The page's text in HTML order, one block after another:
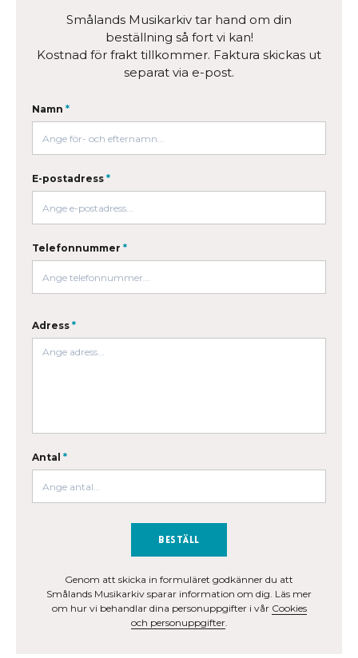
Smålands Musikarkiv tar hand om din
beställning så fort vi kan!
Kostnad för frakt tillkommer. Faktura skickas ut
separat via e-post.
Namn *
E-postadress *
Telefonnummer *
Adress *
Antal *
Beställ
Genom att skicka in formuläret godkänner du att
Smålands Musikarkiv sparar information om dig. Läs mer
om hur vi behandlar dina personuppgifter i vår Cookies
och personuppgifter.